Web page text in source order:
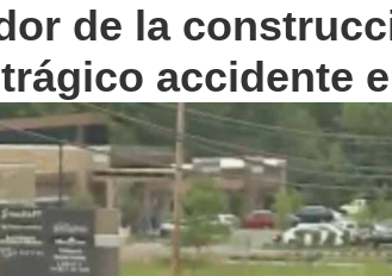
de la
accidente